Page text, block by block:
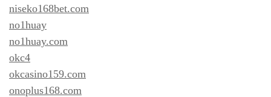
niseko168bet.com
no1huay
no1huay.com
okc4
okcasino159.com
onoplus168.com